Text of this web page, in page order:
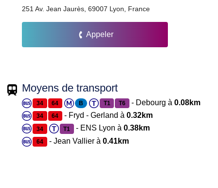
251 Av. Jean Jaurès, 69007 Lyon, France
Appeler
Moyens de transport
34 64 B T1 T6 - Debourg à 0.08km
34 64 - Fryd - Gerland à0.32km
34 T1 - ENS Lyon à0.38km
64 - Jean Vallier à 0.41km